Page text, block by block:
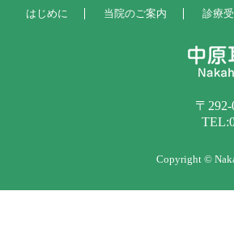
はじめに 当院のご案内 診療
〒
Copyright ©